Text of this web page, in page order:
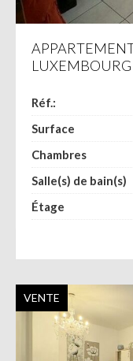
LUXEMBOURG
Réf.:
Surface
Chambres
Salle(s) de bain(s)
Étage
VENTE